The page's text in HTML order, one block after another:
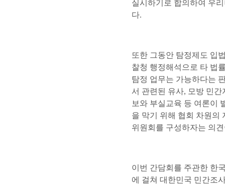
실시하기로 합의하여 우
다.
또한 그동안 탐정제도 입
찰청 행정해석으로 타 법
탐정 업무는 가능하다는
서 관련된 유사, 모방 민
보와 부실교육 등 여론이
을 막기 위해 협회 차원의
위원회를 구성하자는 의
이번 간담회를 주관한 한
에 걸쳐 대한민국 민간조